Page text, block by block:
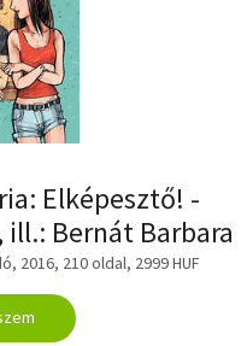
Elképesztő! -
Bernát Barbara
2016, 210 oldal, 2999 HUF